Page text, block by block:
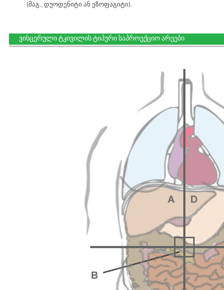
(მაგ., დუოდენიტი ან ეზოფაგიტი).
ვისცერული ტკივილის ტიპური საპროექციო არეები